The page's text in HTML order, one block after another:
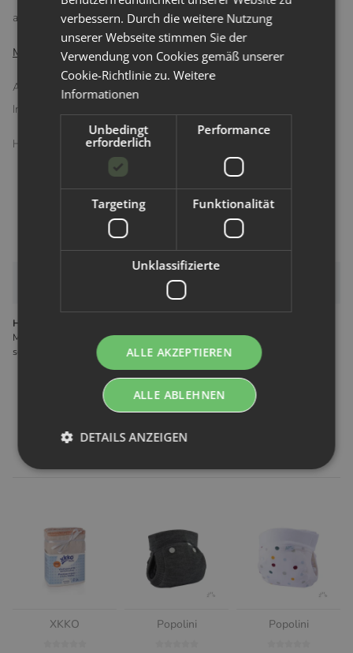
ausleiern kann.
Materialzusammensetzung:
Außenstoff: Jersey 95% Baumwolle, 5% Elasthan
Innenstoff: dickes Wolljersey aus 100% Schurwolle
Hergestellt in Deutschland
Hersteller gemäß GPSR
Martin Bären GmbH Bahnhofstraße 29 96515 Sonneberg Deutschland
service@martinbaeren.de
Artikel:
XKKO Popolini Popolini
verbessern. Durch die weitere Nutzung
unserer Webseite stimmen Sie der
Verwendung von Cookies gemäß unserer
Cookie-Richtlinie zu.Weitere
Informationen
Unbedingt
erforderlich
Performance
Targeting Funktionalität
Unklassifizierte
ALLE AKZEPTIEREN
ALLE ABLEHNEN
DETAILS ANZEIGEN